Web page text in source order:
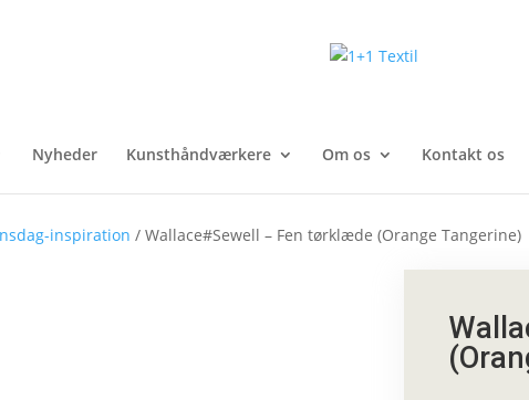
Nyheder Kunsthåndværkere Om os Kontakt os
inspiration / Wallace#Sewell – Fen tørklæde (Orange Tangerine)